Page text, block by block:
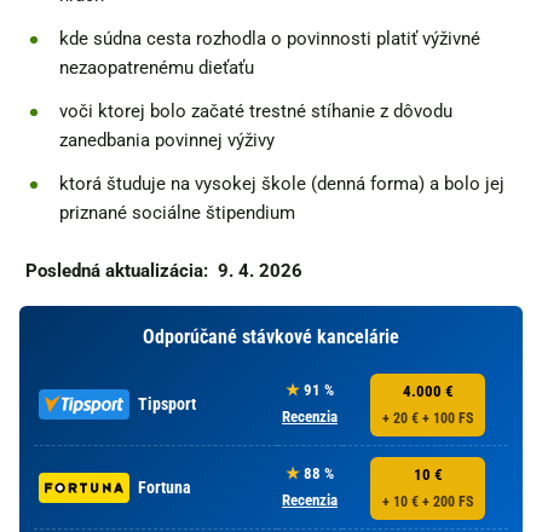
kde súdna cesta rozhodla o povinnosti platiť výživné
nezaopatrenému dieťaťu
voči ktorej bolo začaté trestné stíhanie z dôvodu
zanedbania povinnej výživy
ktorá študuje na vysokej škole (denná forma) a bolo jej
priznané sociálne štipendium
Posledná aktualizácia: 9. 4. 2026
Odporúčané stávkové kancelárie
Tipsport
91 %
Recenzia
4.000 €
+ 20 € + 100 FS
Fortuna
88 %
Recenzia
10 €
+ 10 € + 200 FS